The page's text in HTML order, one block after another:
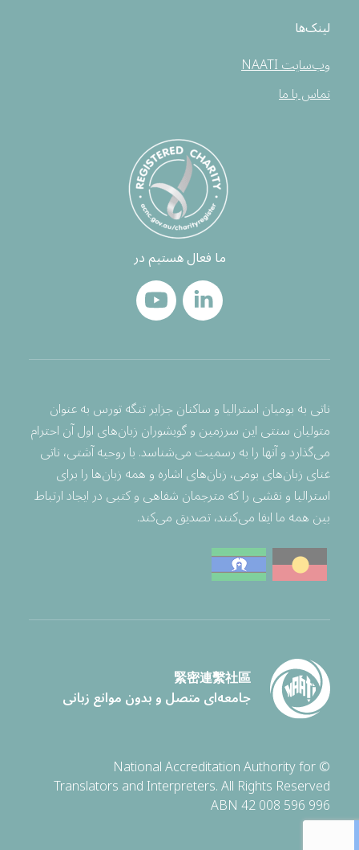
لینک‌ها
وب‌سایت NAATI
تماس با ما
ما فعال هستیم در
ناتی به بومیان استرالیا و ساکنان جزایر تنگه تورس به عنوان
متولیان سنتی این سرزمین و گویشوران زبان‌های اول آن احترام
می‌گذارد و آنها را به رسمیت می‌شناسد. با روحیه آشتی، ناتی
غنای زبان‌های بومی، زبان‌های اشاره و همه زبان‌ها را برای
استرالیا و نقشی را که مترجمان شفاهی و کتبی در ایجاد ارتباط
بین همه ما ایفا می‌کنند، تصدیق می‌کند.
緊密連繫社區
جامعه‌ای متصل و بدون موانع زبانی
© National Accreditation Authority for
Translators and Interpreters. All Rights Reserved
ABN 42 008 596 996